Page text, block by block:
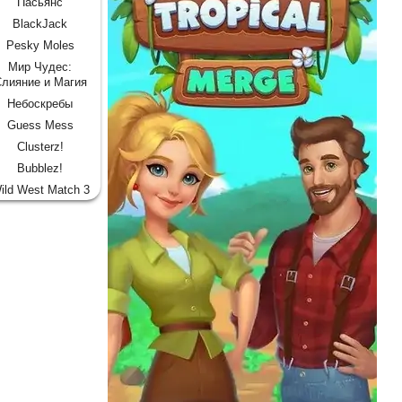
BlackJack
Pesky Moles
Мир Чудес:
и Магия
Небоскребы
Guess Mess
Clusterz!
Bubblez!
West Match 3